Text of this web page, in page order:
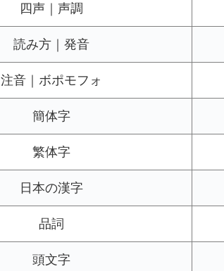
四声｜声調
読み方｜発音
注音｜ボポモフォ
簡体字
繁体字
日本の漢字
品詞
頭文字